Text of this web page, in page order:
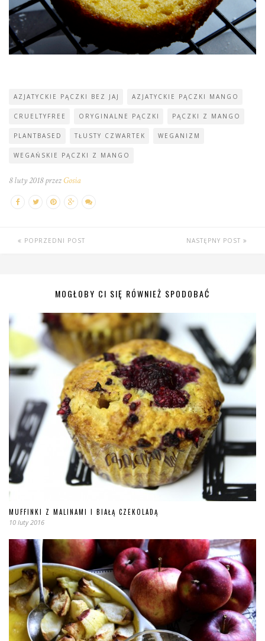
AZJATYCKIE PĄCZKI BEZ JAJ AZJATYCKIE PĄCZKI MANGO
CRUELTYFREE ORYGINALNE PĄCZKI PĄCZKI Z MANGO
PLANTBASED TŁUSTY CZWARTEK WEGANIZM
WEGAŃSKIE PĄCZKI Z MANGO
8 luty 2018 przezGosia
POPRZEDNI POST NASTĘPNY POST
MOGŁOBY CI SIĘ RÓWNIEŻ SPODOBAĆ
MUFFINKI Z MALINAMI I BIAŁĄ CZEKOLADĄ
10 luty 2016